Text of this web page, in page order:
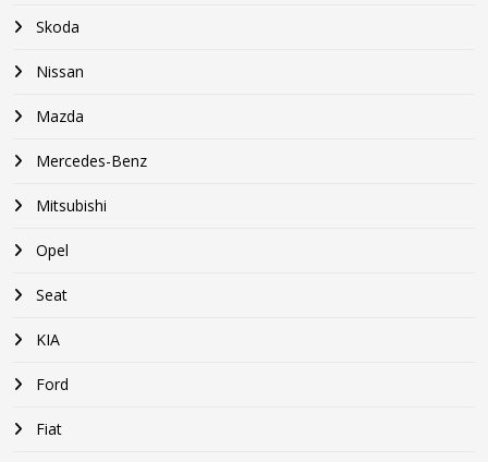
Skoda
Nissan
Mazda
Mercedes-Benz
Mitsubishi
Opel
Seat
KIA
Ford
Fiat